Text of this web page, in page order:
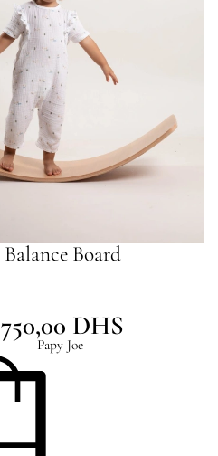
Balance Board
Papy Joe
750,00 DHS